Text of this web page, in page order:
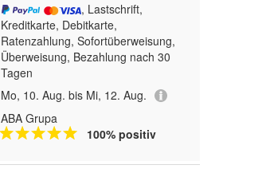
, Lastschrift,
Kreditkarte, Debitkarte,
Ratenzahlung, Sofortüberweisung,
Überweisung, Bezahlung nach 30
Tagen
Mo, 10. Aug. bis Mi, 12. Aug.
ABA Grupa
100% positiv